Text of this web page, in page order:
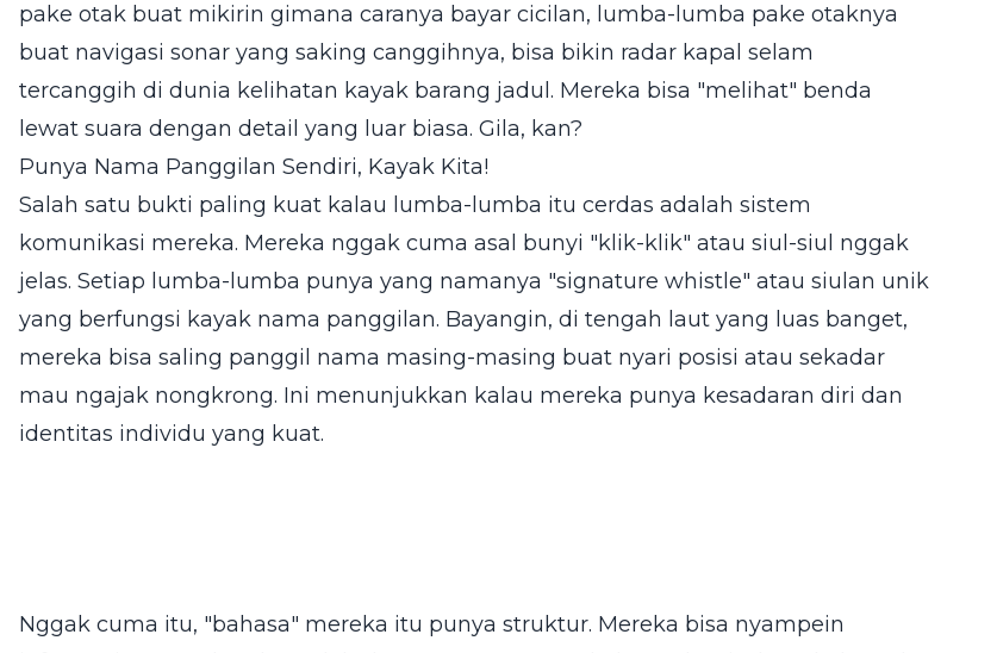
pake otak buat mikirin gimana caranya bayar cicilan, lumba-lumba pake otaknya
buat navigasi sonar yang saking canggihnya, bisa bikin radar kapal selam
tercanggih di dunia kelihatan kayak barang jadul. Mereka bisa "melihat" benda
lewat suara dengan detail yang luar biasa. Gila, kan?
Punya Nama Panggilan Sendiri, Kayak Kita!
Salah satu bukti paling kuat kalau lumba-lumba itu cerdas adalah sistem
komunikasi mereka. Mereka nggak cuma asal bunyi "klik-klik" atau siul-siul nggak
jelas. Setiap lumba-lumba punya yang namanya "signature whistle" atau siulan unik
yang berfungsi kayak nama panggilan. Bayangin, di tengah laut yang luas banget,
mereka bisa saling panggil nama masing-masing buat nyari posisi atau sekadar
mau ngajak nongkrong. Ini menunjukkan kalau mereka punya kesadaran diri dan
identitas individu yang kuat.
Nggak cuma itu, "bahasa" mereka itu punya struktur. Mereka bisa nyampein